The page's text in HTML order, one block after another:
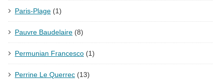
Paris-Plage (1)
Pauvre Baudelaire (8)
Permunian Francesco (1)
Perrine Le Querrec (13)